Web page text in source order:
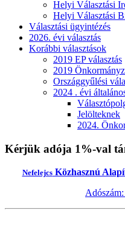
Helyi Választási
Helyi Választási
Választási ügyintézés
2026. évi választás
Korábbi választások
2019 EP választás
2019
Országgyűlési
2024 . évi
Jelölteknek
2024.
Kérjük adója 1%-val
NefelejcsKözhasznú